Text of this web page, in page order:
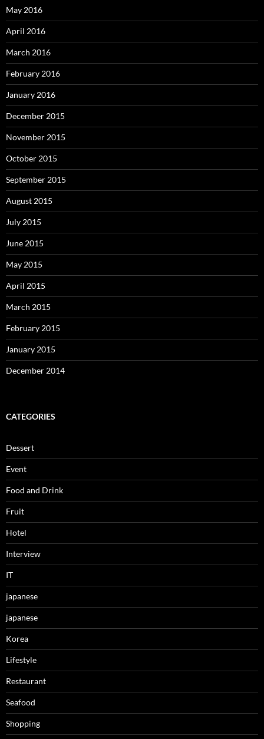
May 2016
April 2016
March 2016
February 2016
January 2016
December 2015
November 2015
October 2015
September 2015
August 2015
July 2015
June 2015
May 2015
April 2015
March 2015
February 2015
January 2015
December 2014
CATEGORIES
Dessert
Event
Food and Drink
Fruit
Hotel
Interview
IT
japanese
japanese
Korea
Lifestyle
Restaurant
Seafood
Shopping